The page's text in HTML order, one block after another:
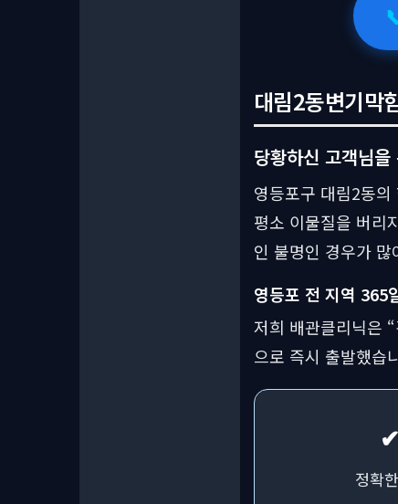
대림2동변기막
당황하신 고객님
영등포구 대림2동
평소 이물질을 버리
인 불명인 경우가
영등포 전 지역 365
저희 배관클리닉은
으로 즉시 출발했습
정확